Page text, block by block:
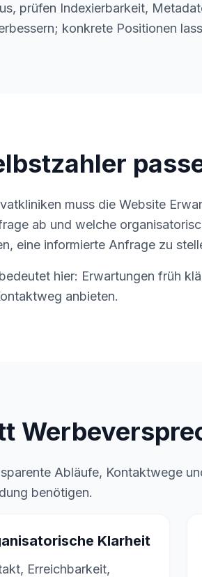
prüfen Indexierbarkeit,
konkrete Positionen
muss die Website
ab und welche
eine informierte Anfrage zu
hier: Erwartungen früh
anbieten.
Abläufe, Kontaktwege
benötigen.
Klarheit
Erreichbarkeit,